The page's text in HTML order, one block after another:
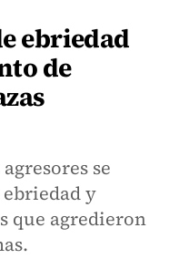
ebriedad
de
se
y
que agredieron